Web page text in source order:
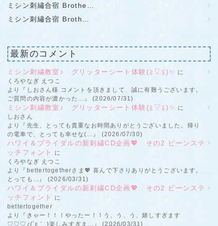
ミシン刺繡合宿 Brothe…
ミシン刺繡合宿 Broth…
最新のコメント
ミシン刺繍教室♪ グリッターシート体験(≧▽≦)✨ に
くろやなぎ えつこ
より『しおさん様 コメントを頂きまして、誠に有難うございます。
ご質問の内容が濃かった...』 (2026/07/31)
ミシン刺繍教室♪ グリッターシート体験(≧▽≦)✨ に
しおさん
より『先生、とっても貴重なお時間ありがとうございました。帰り
の電車で、とっても幸せな(...』 (2026/07/30)
ハワイ＆ブライダルの新刺繍CD企画💖 その2 ビーンステ
ッチフォント
に
くろやなぎ えつこ
より『bettertogetherさま💖 喜んで下さりありがとうございます。
とっても...』 (2026/03/31)
ハワイ＆ブライダルの新刺繍CD企画💖 その2 ビーンステ
ッチフォント
に
bettertogether
より『きゃー！！！やったー！！う、う、う、嬉しすぎます
♡♡♡♪(´ε｀ )楽しみすぎま...』 (2026/03/31)